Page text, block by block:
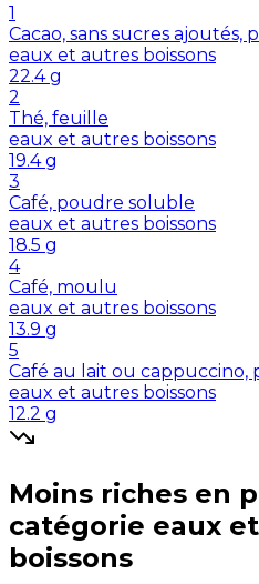
1
Cacao, sans sucres ajoutés,
eaux et autres boissons
22.4 g
2
Thé, feuille
eaux et autres boissons
19.4 g
3
Café, poudre soluble
eaux et autres boissons
18.5 g
4
Café, moulu
eaux et autres boissons
13.9 g
5
Café au lait ou cappuccino,
eaux et autres boissons
12.2 g
Moins riches en
catégorie eaux
boissons